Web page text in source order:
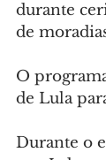
durante
de
O
de Lula
Durante o